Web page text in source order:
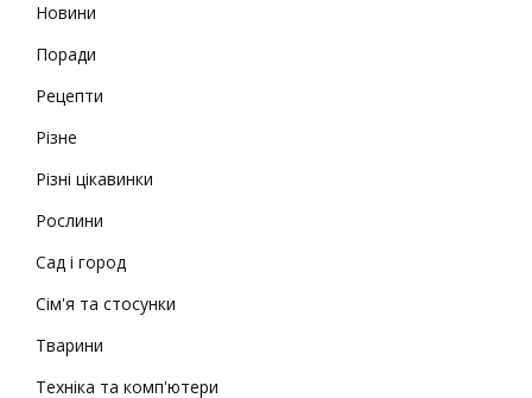
Новини
Поради
Рецепти
Різне
Різні цікавинки
Рослини
Сад і город
Сім'я та стосунки
Тварини
Техніка та комп'ютери